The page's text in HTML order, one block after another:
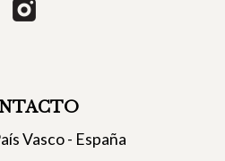
Vasco - España